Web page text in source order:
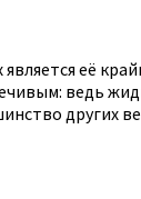
её
ведь